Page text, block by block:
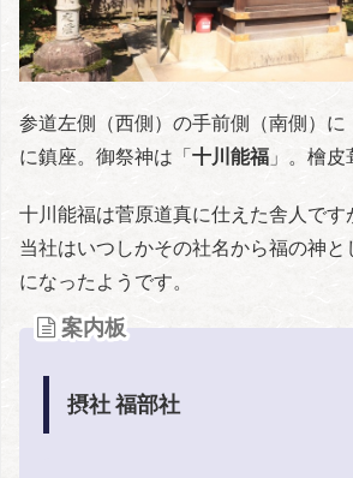
参道左側（西側）の手前側（南側）に
に鎮座。御祭神は「十川能福 」。檜皮
十川能福は菅原道真に仕えた舎人です
当社はいつしかその社名から福の神と
になったようです。
案内板
摂社 福部社